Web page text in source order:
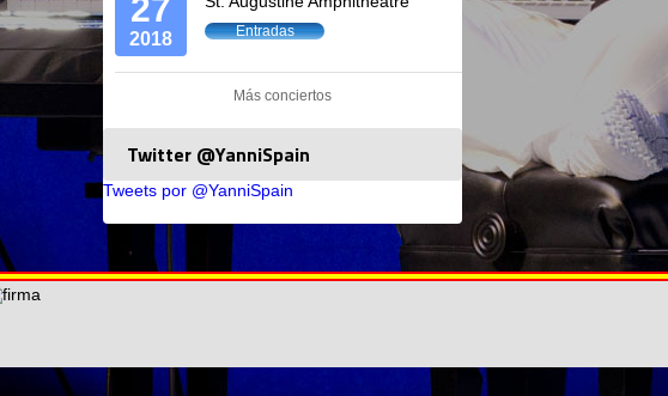
27
2018 Entradas
Más conciertos
Twitter @YanniSpain
Tweets por @YanniSpain